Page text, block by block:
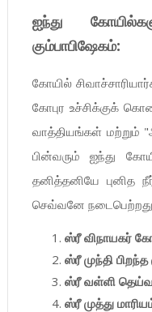
ஐந்து
கும்பாபிஷேகம்:
கோயில்
கோபுர உச்சிக்குக்
வாத்தியங்கள்
பின்வரும் ஐந்து
தனித்தனியே புனித
செவ்வனே
ஸ்ரீ விநாயகர்
ஸ்ரீ முந்தி
ஸ்ரீ வள்ளி
ஸ்ரீ முத்து